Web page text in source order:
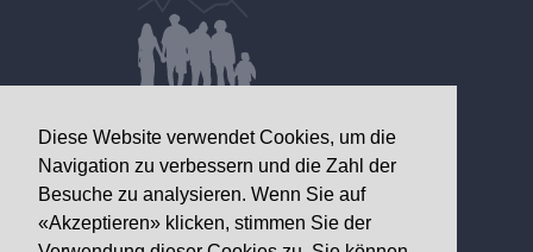
Diese Website verwendet Cookies, um die
Navigation zu verbessern und die Zahl der
Besuche zu analysieren. Wenn Sie auf
«Akzeptieren» klicken, stimmen Sie der
INTERESSE
Walliser Gesundheitsobservatorium
Av. Grand-Champsec 64